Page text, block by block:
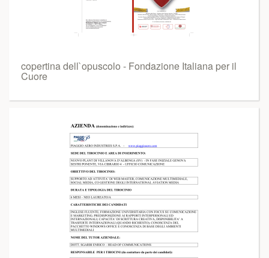
copertina dell`opuscolo - Fondazione Italiana per il
Cuore